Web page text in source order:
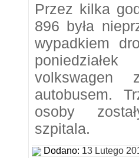
Przez kilka
896 była
wypadkiem
autobusem.
osoby
szpitala.
Dodano: 13 Lutego